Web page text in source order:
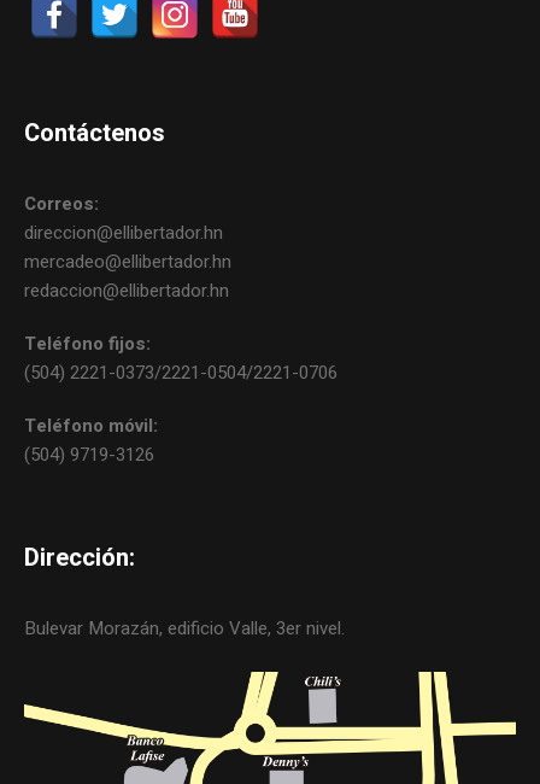
Contáctenos
Correos:
direccion@ellibertador.hn
mercadeo@ellibertador.hn
redaccion@ellibertador.hn
Teléfono fijos:
(504) 2221-0373/2221-0504/2221-0706
Teléfono móvil:
(504) 9719-3126
Dirección:
Bulevar Morazán, edificio Valle, 3er nivel.